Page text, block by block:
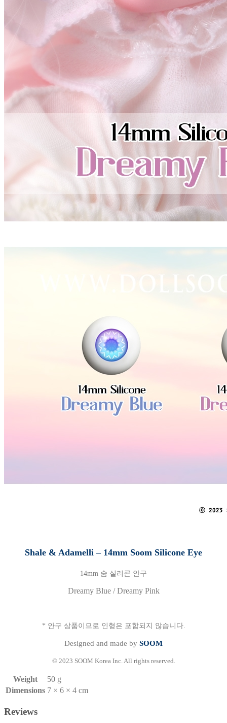
Shale & Adamelli– 14mm Soom Silicone Eye
14mm 숨 실리콘 안구
Dreamy Blue / Dreamy Pink
* 안구 상품이므로 인형은 포함되지 않습니다.
Designed and made by SOOM
© 2023 SOOM Korea Inc. All rights reserved.
Weight
50 g
Dimensions 7 × 6 × 4 cm
Reviews